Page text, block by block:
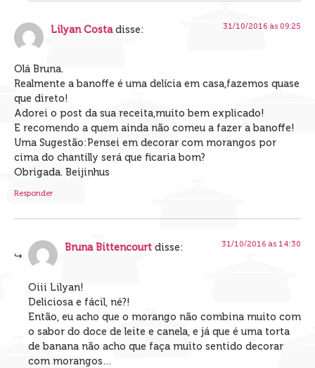
Lilyan Costa disse: 31/10/2016 às 09:25
Olá Bruna.
Realmente a banoffe é uma delícia em casa,fazemos quase
que direto!
Adorei o post da sua receita,muito bem explicado!
E recomendo a quem ainda não comeu a fazer a banoffe!
Uma Sugestão:Pensei em decorar com morangos por
cima do chantilly será que ficaria bom?
Obrigada. Beijinhus
Responder
Bruna Bittencourt disse: 31/10/2016 às 14:30
Oiii Lilyan!
Deliciosa e fácil, né?!
Então, eu acho que o morango não combina muito com
o sabor do doce de leite e canela, e já que é uma torta
de banana não acho que faça muito sentido decorar
com morangos…